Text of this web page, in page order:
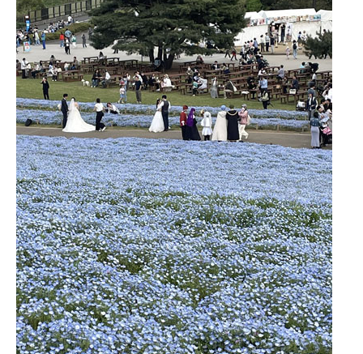
建設×テクノロジーの最前線
ちょっと気になるネットの話題